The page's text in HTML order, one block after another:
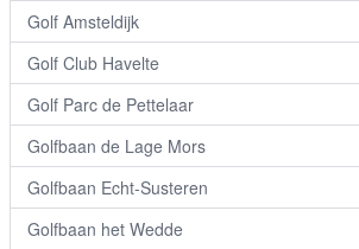
Golf Amsteldijk
Golf Club Havelte
Golf Parc de Pettelaar
Golfbaan de Lage Mors
Golfbaan Echt-Susteren
Golfbaan het Wedde